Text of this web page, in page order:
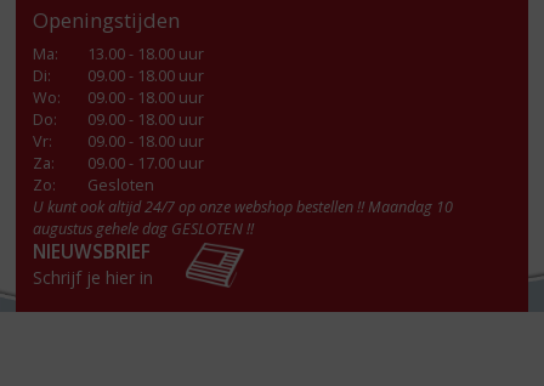
Openingstijden
Ma:
13.00 - 18.00 uur
Di:
09.00 - 18.00 uur
Wo:
09.00 - 18.00 uur
Do:
09.00 - 18.00 uur
Vr:
09.00 - 18.00 uur
Za:
09.00 - 17.00 uur
Zo:
Gesloten
U kunt ook altijd 24/7 op onze webshop bestellen !! Maandag 10
augustus gehele dag GESLOTEN !!
NIEUWSBRIEF
Schrijf je hier in